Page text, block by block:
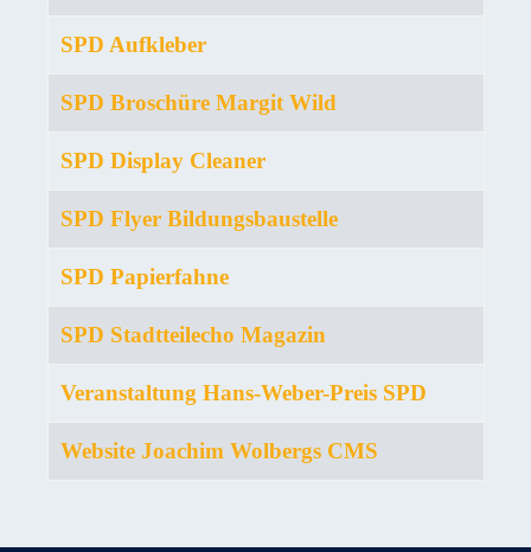
SPD Aufkleber
SPD Broschüre Margit Wild
SPD Display Cleaner
SPD Flyer Bildungsbaustelle
SPD Papierfahne
SPD Stadtteilecho Magazin
Veranstaltung Hans-Weber-Preis SPD
Website Joachim Wolbergs CMS